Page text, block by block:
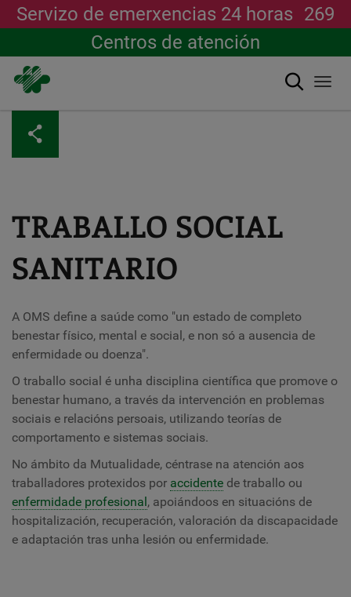
contido
principal
Servizo de emerxencias 24 horas 269
Centros de atención
Buscar
TRABALLO SOCIAL
SANITARIO
A OMS define a saúde como "un estado de completo
benestar físico, mental e social, e non só a ausencia de
enfermidade ou doenza".
O traballo social é unha disciplina científica que promove o
benestar humano, a través da intervención en problemas
sociais e relacións persoais, utilizando teorías de
comportamento e sistemas sociais.
No ámbito da Mutualidade, céntrase na atención aos
traballadores protexidos por accidente de traballo ou
enfermidade profesional, apoiándoos en situacións de
hospitalización, recuperación, valoración da discapacidade
e adaptación tras unha lesión ou enfermidade.